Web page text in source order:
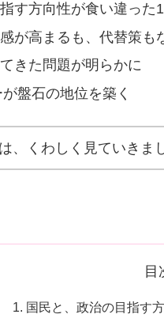
す方向性が食い違った
が高まるも、代替策も
きた問題が明らかに
盤石の地位を築く
、くわしく見ていきま
目
国民と、政治の目指す